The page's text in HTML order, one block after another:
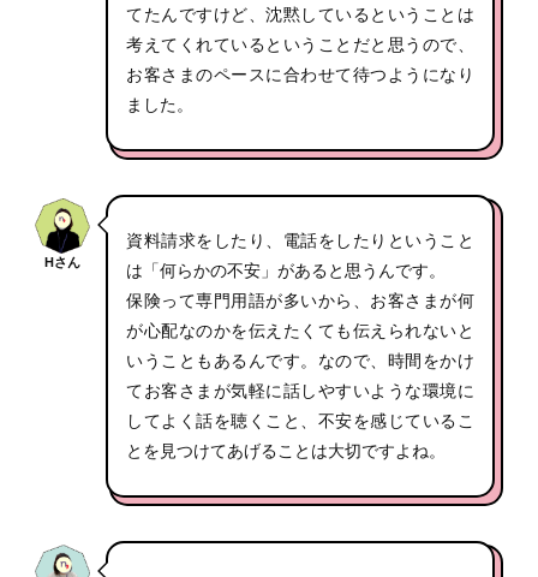
てたんですけど、沈黙しているということは
考えてくれているということだと思うので、
お客さまのペースに合わせて待つようになり
ました。
Hさん
資料請求をしたり、電話をしたりということ
は「何らかの不安」があると思うんです。
保険って専門用語が多いから、お客さまが何
が心配なのかを伝えたくても伝えられないと
いうこともあるんです。なので、時間をかけ
てお客さまが気軽に話しやすいような環境に
してよく話を聴くこと、不安を感じているこ
とを見つけてあげることは大切ですよね。